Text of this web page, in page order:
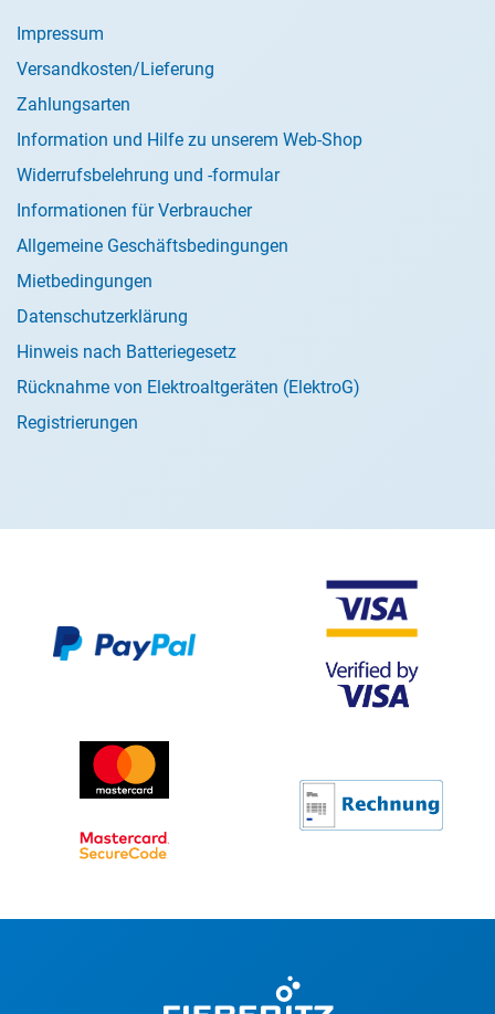
Impressum
Versandkosten/Lieferung
Zahlungsarten
Information und Hilfe zu unserem Web-Shop
Widerrufsbelehrung und -formular
Informationen für Verbraucher
Allgemeine Geschäftsbedingungen
Mietbedingungen
Datenschutzerklärung
Hinweis nach Batteriegesetz
Rücknahme von Elektroaltgeräten (ElektroG)
Registrierungen